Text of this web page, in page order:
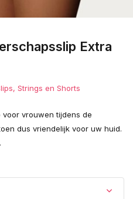
Extra
Strings en Shorts
vrouwen tijdens de
dus vriendelijk voor uw huid.